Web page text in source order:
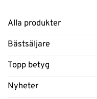
Alla produkter
Bästsäljare
Topp betyg
Nyheter